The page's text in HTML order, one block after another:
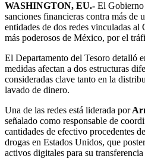
WASHINGTON, EU.- El Gobierno
sanciones financieras contra más de
entidades de dos redes vinculadas
más poderosos de México, por el
El Departamento del Tesoro detalló
medidas afectan a dos estructuras
consideradas clave tanto en la
lavado de dinero.
Una de las redes está liderada por
señalado como responsable de
cantidades de efectivo procedentes
drogas en Estados Unidos, que
activos digitales para su